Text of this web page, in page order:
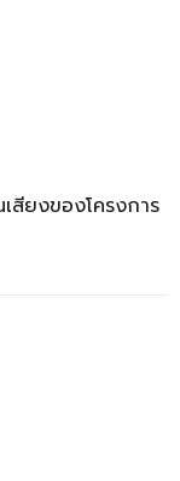
สียงของโครงการ